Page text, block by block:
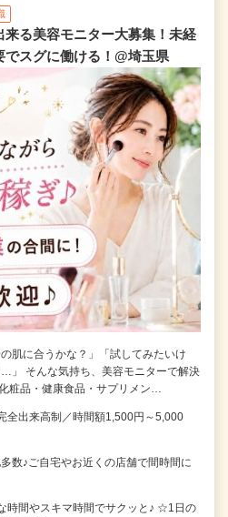
る美容モニター大募集！未経
スグに働ける！@埼玉県
の肌に合うかな？」「試してみたいけ
」 そんな気持ち、美容モニターで解決
粧品・健康食品・サプリメン…
全出来高制／時間額1,500円～5,000
♪ご自宅やお近くの店舗で間時間に
時間やスキマ時間でサクッと♪ ☆1日の